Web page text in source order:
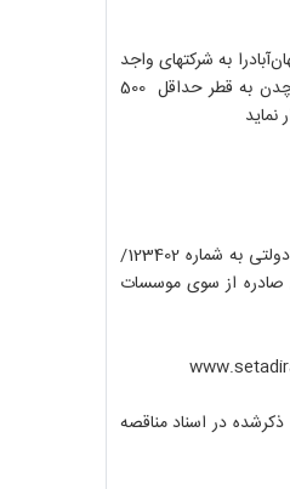
به شرکتهای واجد
صلاحیت(شرکت‌های پیمانکاری دارای حداقل رتبه 5 در رشته آب و دارای ظرفیت کاری مجازشرکت‌های رتبه 5 باید سوابق اجرایی 2 کار مشابه با لوله چدن به قطر حداقل 500
: مبلغ 26.856.323.516 ریال است که باید به یکی از صورت های زیر و با رعایت مفاد آیین نامه تضمین معاملات دولتی به شماره 123402/
صادره از سوی موسسات
در اسناد مناقصه